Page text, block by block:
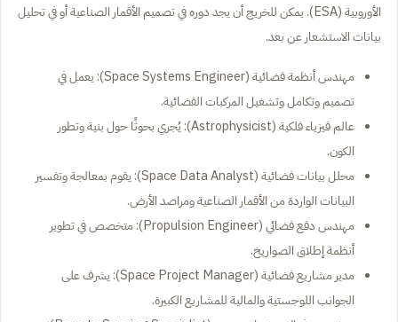
الأوروبية (ESA). يمكن للخريج أن يجد دوره في تصميم الأقمار الصناعية أو في تحليل
بيانات الاستشعار عن بعد.
مهندس أنظمة فضائية (Space Systems Engineer): يعمل في
تصميم وتكامل وتشغيل المركبات الفضائية.
عالم فيزياء فلكية (Astrophysicist): يُجري بحوثًا حول بنية وتطور
الكون.
محلل بيانات فضائية (Space Data Analyst): يقوم بمعالجة وتفسير
البيانات الواردة من الأقمار الصناعية ومراصد الأرض.
مهندس دفع فضائي (Propulsion Engineer): متخصص في تطوير
أنظمة إطلاق الصواريخ.
مدير مشاريع فضائية (Space Project Manager): يشرف على
الجوانب اللوجستية والمالية للمشاريع الكبيرة.